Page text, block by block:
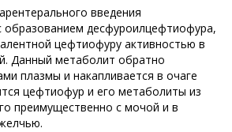
введения
образованием десфуроилцефтиофура,
цефтиофуру активностью в
Данный метаболит обратно
плазмы и накапливается в очаге
цефтиофур и его метаболиты из
преимущественно с мочой и в